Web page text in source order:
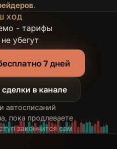
.
ХОД
- тарифы
убегут
7 дней
в канале
автосписаний
пока продлеваете
закончится сам